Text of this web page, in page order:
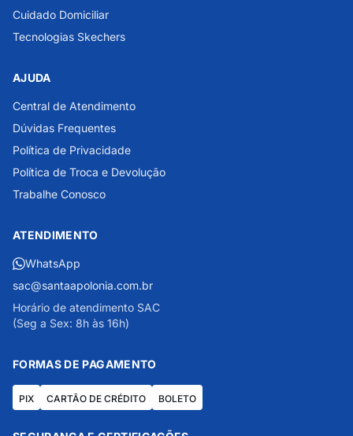
Cuidado Domiciliar
Tecnologias Skechers
AJUDA
Central de Atendimento
Dúvidas Frequentes
Política de Privacidade
Política de Troca e Devolução
Trabalhe Conosco
ATENDIMENTO
WhatsApp
sac@santaapolonia.com.br
Horário de atendimento SAC
(Seg a Sex: 8h às 16h)
FORMAS DE PAGAMENTO
PIX CARTÃO DE CRÉDITO BOLETO